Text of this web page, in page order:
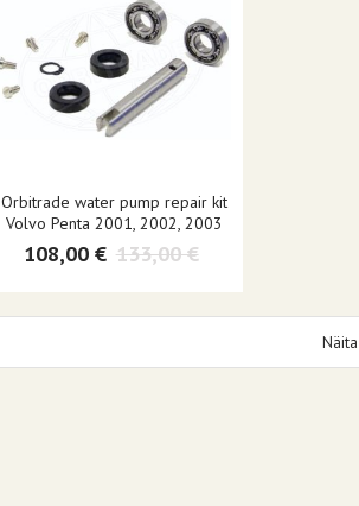
Orbitrade water pump repair kit
Volvo Penta 2001, 2002, 2003
108,00 € 133,00 €
Näita